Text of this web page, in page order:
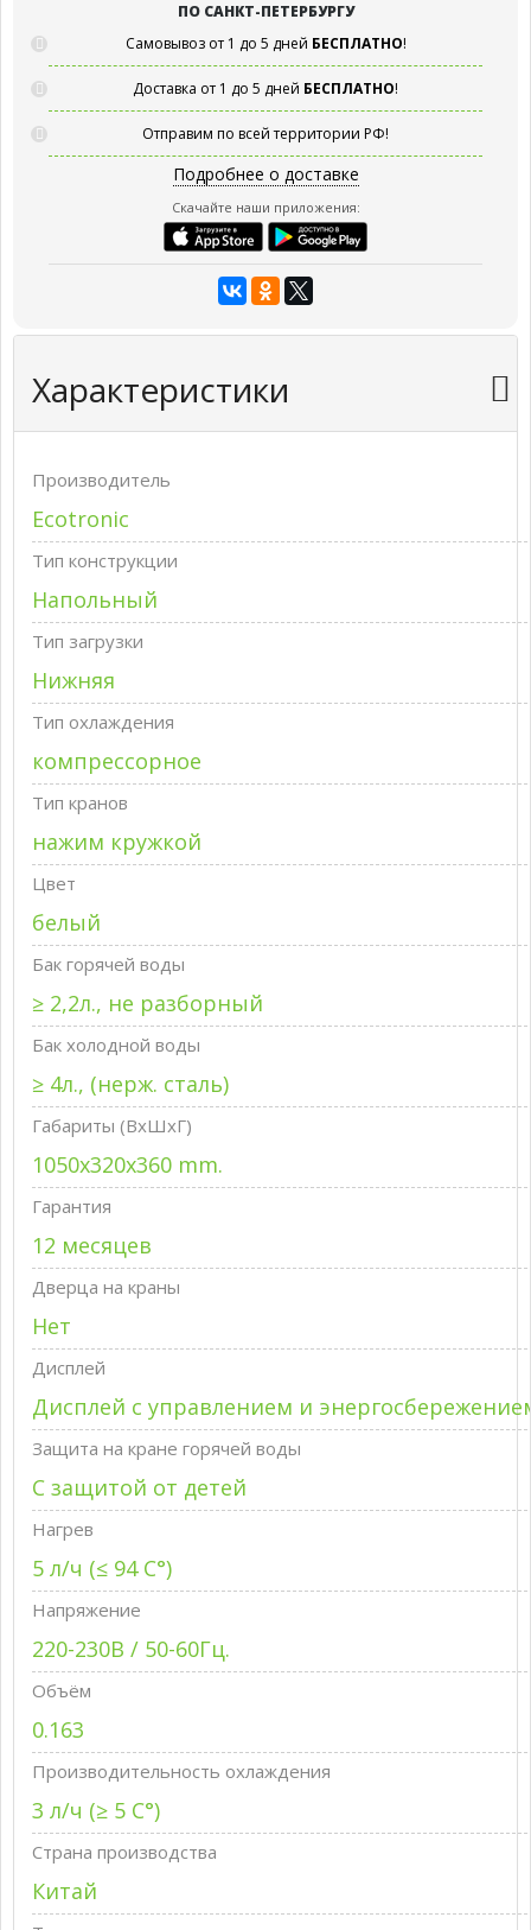
ПО САНКТ-ПЕТЕРБУРГУ
Самовывоз от 1 до 5 дней БЕСПЛАТНО!
Доставка от 1 до 5 дней БЕСПЛАТНО!
Отправим по всей территории РФ!
Подробнее о доставке
Скачайте наши приложения:
Характеристики
Производитель
Ecotronic
Тип конструкции
Напольный
Тип загрузки
Нижняя
Тип охлаждения
компрессорное
Тип кранов
нажим кружкой
Цвет
белый
Бак горячей воды
≥ 2,2л., не разборный
Бак холодной воды
≥ 4л., (нерж. сталь)
Габариты (ВxШxГ)
1050x320x360 mm.
Гарантия
12 месяцев
Дверца на краны
Нет
Дисплей
Дисплей с управлением и
Защита на кране горячей воды
С защитой от детей
Нагрев
5 л/ч (≤ 94 C°)
Напряжение
220-230В / 50-60Гц.
Объём
0.163
Производительность охлаждения
3 л/ч (≥ 5 C°)
Страна производства
Китай